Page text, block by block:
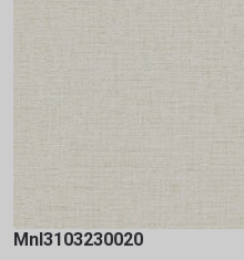
Mnl3103230020